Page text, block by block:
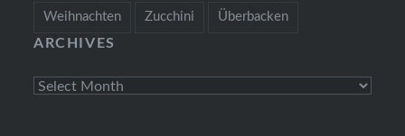
Weihnachten Zucchini Überbacken
ARCHIVES
Archives